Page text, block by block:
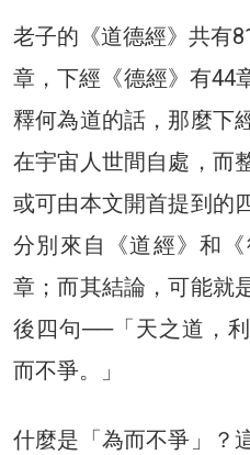
老子的《道德經》共有
章，下經《德經》有44
釋何為道的話，那麼下
在宇宙人世間自處，而
或可由本文開首提到的
分別來自《道經》和
章；而其結論，可能就
後四句──「天之道，
而不爭。」
什麼是「為而不爭」？